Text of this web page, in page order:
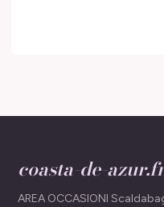
coasta-de-
AREA OCCASIONI